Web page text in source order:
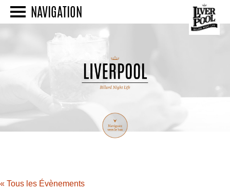
NAVIGATION
« Tous les Évènements